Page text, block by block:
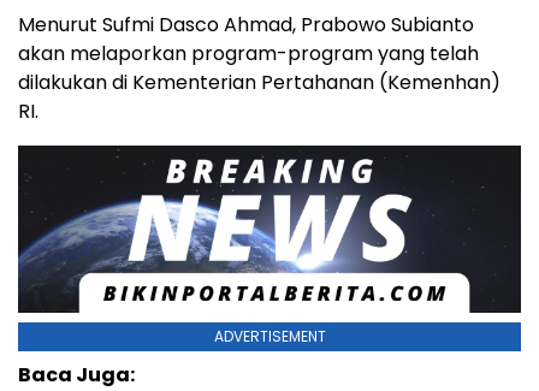
Menurut Sufmi Dasco Ahmad, Prabowo Subianto
akan melaporkan program-program yang telah
dilakukan di Kementerian Pertahanan (Kemenhan)
RI.
ADVERTISEMENT
Baca Juga: